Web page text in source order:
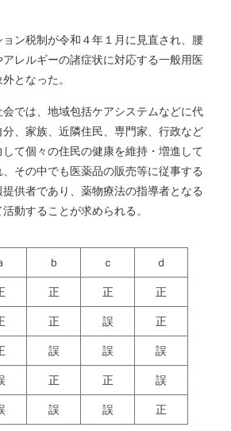
ン税制が令和４年１月に見直され、腰
レルギーの諸症状に対応する一般用医
となった。
では、地域包括ケアシステムなどに代
、家族、近隣住民、専門家、行政など
て個々の住民の健康を維持・増進して
その中でも医薬品の販売等に従事する
供者であり、薬物療法の指導者となる
動することが求められる。
ｂ ｃ ｄ
正 正 正
正 誤 正
誤 誤 誤
正 正 誤
誤 誤 正